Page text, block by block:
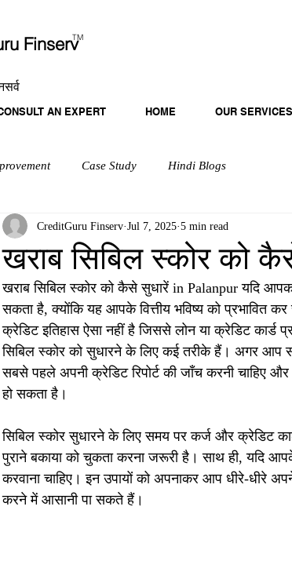
Finserv
TM
AN EXPERT HOME OUR SERVICES
Case Study Hindi Blogs
खराब सिबिल स्कोर को
CreditGuru Finserv Jul 7, 2025 5 min read
खराब सिबिल स्कोर को कैसे सुधारें in Palanpur यदि
सकता है, क्योंकि यह आपके वित्तीय भविष्य को प्रभावित
क्रेडिट इतिहास ऐसा नहीं है जिससे लोन या क्रेडिट कार्ड
सिबिल स्कोर को सुधारने के लिए कई तरीके हैं। अगर आप
सबसे पहले अपनी क्रेडिट रिपोर्ट की जाँच करनी चाहिए
हो सकता है।
सिबिल स्कोर सुधारने के लिए समय पर कर्ज और क्रेडिट
पुराने बकाया को चुकता करना जरूरी है। साथ ही, यदि
करवाना चाहिए। इन उपायों को अपनाकर आप धीरे-धीरे
करने में आसानी पा सकते हैं।